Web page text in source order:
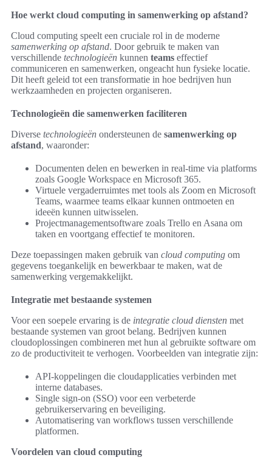
Hoe werkt cloud computing in samenwerking op afstand?
Cloud computing speelt een cruciale rol in de moderne
samenwerking op afstand. Door gebruik te maken van
verschillende technologieën kunnen teams effectief
communiceren en samenwerken, ongeacht hun fysieke locatie.
Dit heeft geleid tot een transformatie in hoe bedrijven hun
werkzaamheden en projecten organiseren.
Technologieën die samenwerken faciliteren
Diverse technologieën ondersteunen de samenwerking op
afstand, waaronder:
Documenten delen en bewerken in real-time via platforms
zoals Google Workspace en Microsoft 365.
Virtuele vergaderruimtes met tools als Zoom en Microsoft
Teams, waarmee teams elkaar kunnen ontmoeten en
ideeën kunnen uitwisselen.
Projectmanagementsoftware zoals Trello en Asana om
taken en voortgang effectief te monitoren.
Deze toepassingen maken gebruik van cloud computing om
gegevens toegankelijk en bewerkbaar te maken, wat de
samenwerking vergemakkelijkt.
Integratie met bestaande systemen
Voor een soepele ervaring is de integratie cloud diensten met
bestaande systemen van groot belang. Bedrijven kunnen
cloudoplossingen combineren met hun al gebruikte software om
zo de productiviteit te verhogen. Voorbeelden van integratie zijn:
API-koppelingen die cloudapplicaties verbinden met
interne databases.
Single sign-on (SSO) voor een verbeterde
gebruikerservaring en beveiliging.
Automatisering van workflows tussen verschillende
platformen.
Voordelen van cloud computing